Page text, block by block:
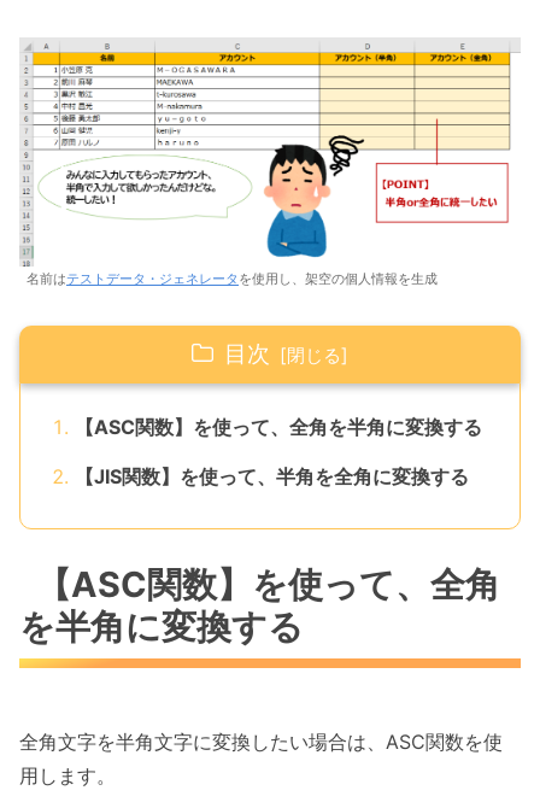
名前はテストデータ・ジェネレータ を使用し、架空の個人情報を生成
目次
【ASC関数】を使って、全角を半角に変換する
【JIS関数】を使って、半角を全角に変換する
【ASC関数】を使って、全角
を半角に変換する
全角文字を半角文字に変換したい場合は、ASC関数を使
用します。